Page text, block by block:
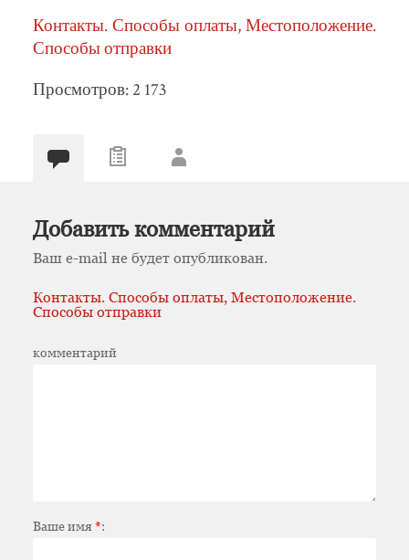
Контакты. Способы оплаты, Местоположение.
Способы отправки
Просмотров: 2 173
Добавить комментарий
Ваш e-mail не будет опубликован.
Контакты. Способы оплаты, Местоположение.
Способы отправки
комментарий
Ваше имя*: